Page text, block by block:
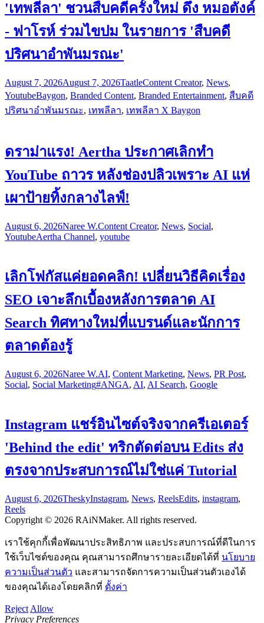
'เทพลีลา' ชวนสืบคดีครั้งใหม่ ดึง หมอตังค์
- ฟาโรห์ ร่วมไขปม ในรายการ 'สืบคดี
ปริศนาอำพันมรณะ'
August 7, 2026August 7, 2026TaatleContent Creator, News,
YoutubeBaygon, Branded Content, Branded Entertainment, สืบคดี
ปริศนาอำพันมรณะ, เทพลีลา, เทพลีลา X Baygon
ดราม่าแรง! Aertha ประกาศเลิกทำ
YouTube ถาวร หลังช่องปลิวเพราะ AI แห่
เผาป้ายทิ้งกลางไลฟ์!
August 6, 2026Naree W.Content Creator, News, Social,
YoutubeAertha Channel, youtube
เลิกโฟกัสแค่ยอดคลิก! เปลี่ยนวิธีคิดเรื่อง
SEO เจาะลึกเบื้องหลังการตลาด AI
Search ทิศทางใหม่ที่แบรนด์และนักการ
ตลาดต้องรู้
August 6, 2026Naree W.AI, Content Marketing, News, PR Post,
Social, Social Marketing#ANGA, AI, AI Search, Google
Instagram แชร์อินไซต์จริงจากครีเอเตอร์
'Behind the edit' ทริกตัดต่อบน Edits ส่ง
ตรงจากประสบการณ์ไม่ใช่แค่ Tutorial
August 6, 2026TheskyInstagram, News, ReelsEdits, instagram,
Reels
Copyright © 2026 RAiNMaker. All rights reserved.
เราใช้คุกกี้เพื่อพัฒนาประสิทธิภาพ และประสบการณ์ที่ดีในการ
ใช้เว็บไซต์ของคุณ คุณสามารถศึกษารายละเอียดได้ที่ นโยบาย
ความเป็นส่วนตัว และสามารถจัดการความเป็นส่วนตัวเองได้
ของคุณได้เองโดยคลิกที่ ตั้งค่า
Reject Allow
Privacy Preferences